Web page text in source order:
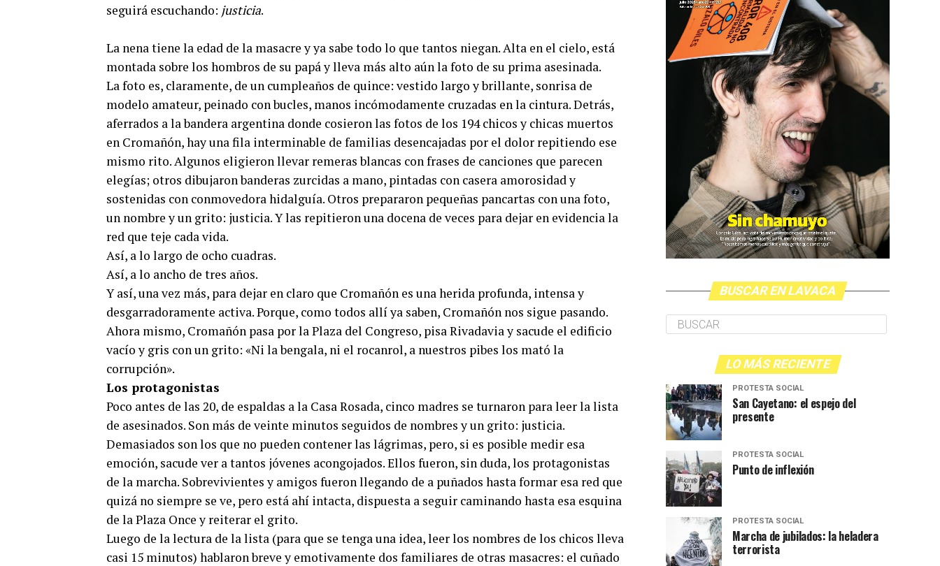
seguirá escuchando: justicia.
La nena tiene la edad de la masacre y ya sabe todo lo que tantos niegan. Alta en el cielo, está
montada sobre los hombros de su papá y lleva más alto aún la foto de su prima asesinada.
La foto es, claramente, de un cumpleaños de quince: vestido largo y brillante, sonrisa de
modelo amateur, peinado con bucles, manos incómodamente cruzadas en la cintura. Detrás,
aferrados a la bandera argentina donde cosieron las fotos de los 194 chicos y chicas muertos
en Cromañón, hay una fila interminable de familias desencajadas por el dolor repitiendo ese
mismo rito. Algunos eligieron llevar remeras blancas con frases de canciones que parecen
elegías; otros dibujaron banderas zurcidas a mano, pintadas con casera amorosidad y
sostenidas con conmovedora hidalguía. Otros prepararon pequeñas pancartas con una foto,
un nombre y un grito: justicia. Y las repitieron una docena de veces para dejar en evidencia la
red que teje cada vida.
Así, a lo largo de ocho cuadras.
Así, a lo ancho de tres años.
Y así, una vez más, para dejar en claro que Cromañón es una herida profunda, intensa y
desgarradoramente activa. Porque, como todos allí ya saben, Cromañón nos sigue pasando.
Ahora mismo, Cromañón pasa por la Plaza del Congreso, pisa Rivadavia y sacude el edificio
vacío y gris con un grito: «Ni la bengala, ni el rocanrol, a nuestros pibes los mató la
corrupción».
Los protagonistas
Poco antes de las 20, de espaldas a la Casa Rosada, cinco madres se turnaron para leer la lista
de asesinados. Son más de veinte minutos seguidos de nombres y un grito: justicia.
Demasiados son los que no pueden contener las lágrimas, pero, si es posible medir esa
emoción, sacude ver a tantos jóvenes acongojados. Ellos fueron, sin duda, los protagonistas
de la marcha. Sobrevivientes y amigos fueron llegando de a puñados hasta formar esa red que
quizá no siempre se ve, pero está ahí intacta, dispuesta a seguir caminando hasta esa esquina
de la Plaza Once y reiterar el grito.
Luego de la lectura de la lista (para que se tenga una idea, leer los nombres de los chicos lleva
casi 15 minutos) hablaron breve y emotivamente dos familiares de otras masacres: el cuñado
BUSCAR EN LAVACA
LO MÁS RECIENTE
PROTESTA SOCIAL
San Cayetano: el espejo del
presente
PROTESTA SOCIAL
Punto de inflexión
PROTESTA SOCIAL
Marcha de jubilados: la heladera
terrorista